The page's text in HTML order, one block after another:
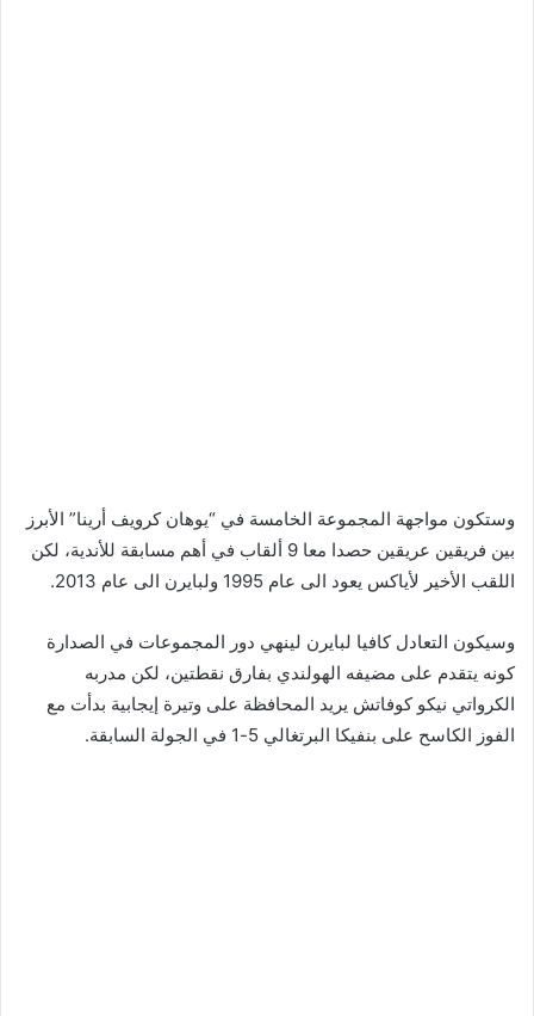
وستكون مواجهة المجموعة الخامسة في “يوهان كرويف أرينا” الأبرز
بين فريقين عريقين حصدا معا 9 ألقاب في أهم مسابقة للأندية، لكن
اللقب الأخير لأياكس يعود الى عام 1995 ولبايرن الى عام 2013
.
وسيكون التعادل كافيا لبايرن لينهي دور المجموعات في الصدارة
كونه يتقدم على مضيفه الهولندي بفارق نقطتين، لكن مدربه
الكرواتي نيكو كوفاتش يريد المحافظة على وتيرة إيجابية بدأت مع
الفوز الكاسح على بنفيكا البرتغالي 5-1 في الجولة السابقة
.